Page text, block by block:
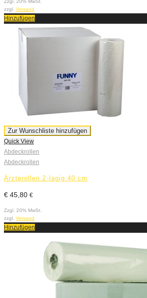
Zzgl. 20% MwSt.
zzgl. Versand
Hinzufügen
Zur Wunschliste hinzufügen
Quick View
Abdeckrollen
Abdeckrollen
Ärzterollen 2-lagig 40 cm
€ 45,80 €
Zzgl. 20% MwSt.
zzgl. Versand
Hinzufügen